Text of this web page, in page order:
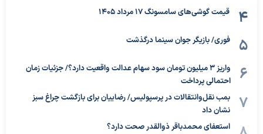
قیمت گوشی‌های سامسونگ 17 مرداد 1405
فوری/ بازیگر جوان سینما درگذشت
واریز ۳ میلیون تومان سود سهام عدالت واقعیت دارد؟/ جزئیات زمان
احتمالی پرداخت
بمب نقل‌وانتقالات در پرسپولیس/ رضاییان برای بازگشت چراغ سبز
نشان داد
استعفای محمدباقر ذوالقدر صحت دارد؟